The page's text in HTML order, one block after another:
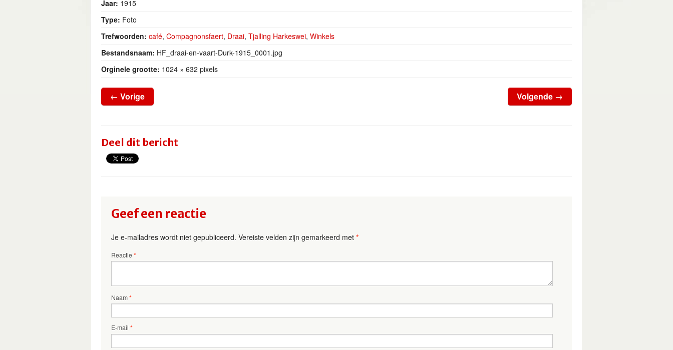
Jaar: 1915
Type: Foto
Trefwoorden: café, Compagnonsfaert, Draai, Tjalling Harkeswei, Winkels
Bestandsnaam: HF_draai-en-vaart-Durk-1915_0001.jpg
Orginele grootte: 1024 × 632 pixels
← Vorige Volgende →
Deel dit bericht
Geef een reactie
Je e-mailadres wordt niet gepubliceerd. Vereiste velden zijn gemarkeerd met *
Reactie*
Naam*
E-mail *